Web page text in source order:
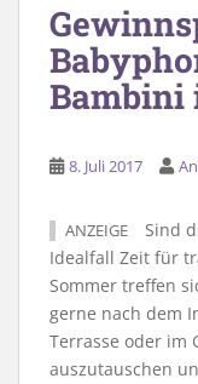
Bambini
8. Juli 2017
ANZEIGE
Sind
Idealfall Zeit für
Sommer treffen
gerne nach dem
Terrasse oder im
auszutauschen